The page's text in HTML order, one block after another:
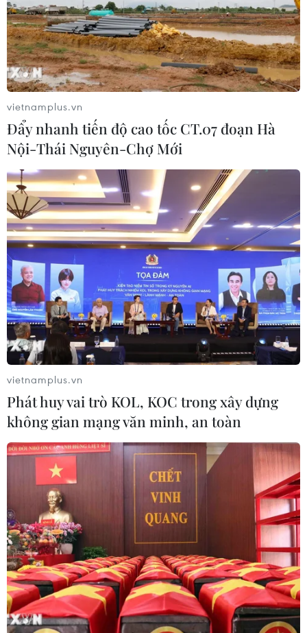
vietnamplus.vn
Đẩy nhanh tiến độ cao tốc CT.07 đoạn Hà
Nội-Thái Nguyên-Chợ Mới
vietnamplus.vn
Phát huy vai trò KOL, KOC trong xây dựng
không gian mạng văn minh, an toàn